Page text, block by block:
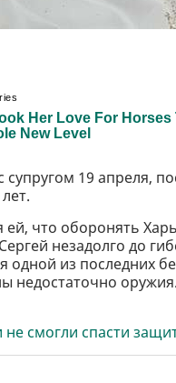
19 апреля,
ей, что оборонять
незадолго до
одной из последних
недостаточно оружия.
смогли спасти